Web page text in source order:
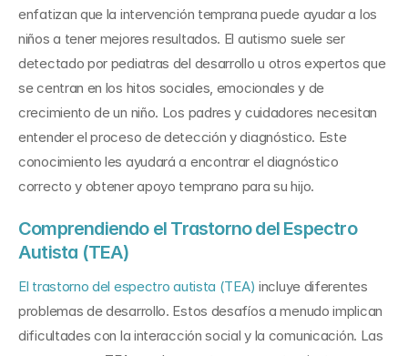
enfatizan que la intervención temprana puede ayudar a los
niños a tener mejores resultados. El autismo suele ser
detectado por pediatras del desarrollo u otros expertos que
se centran en los hitos sociales, emocionales y de
crecimiento de un niño. Los padres y cuidadores necesitan
entender el proceso de detección y diagnóstico. Este
conocimiento les ayudará a encontrar el diagnóstico
correcto y obtener apoyo temprano para su hijo.
Comprendiendo el Trastorno del Espectro
Autista (TEA)
El trastorno del espectro autista (TEA) incluye diferentes
problemas de desarrollo. Estos desafíos a menudo implican
dificultades con la interacción social y la comunicación. Las